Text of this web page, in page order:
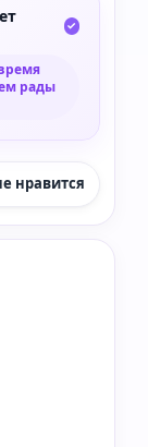
рады
нравится